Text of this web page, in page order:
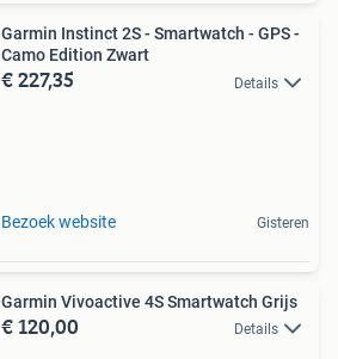
Garmin Instinct 2S - Smartwatch - GPS -
Camo Edition Zwart
€ 227,35 Details
Bezoek website Gisteren
Garmin Vivoactive 4S Smartwatch Grijs
€ 120,00 Details